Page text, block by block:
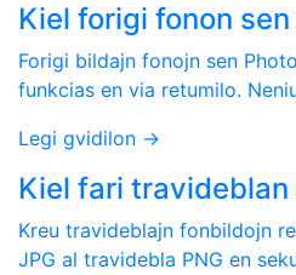
Kiel forigi fonon
Forigi bildajn fonojn sen
funkcias en via retumilo.
Legi gvidilon →
Kiel fari
Kreu travideblajn fonbildojn
JPG al travidebla PNG en